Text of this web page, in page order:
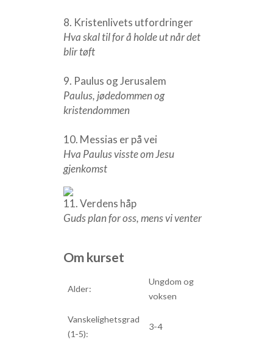
8. Kristenlivets utfordringer
Hva skal til for å holde ut når det
blir tøft
9. Paulus og Jerusalem
Paulus, jødedommen og
kristendommen
10. Messias er på vei
Hva Paulus visste om Jesu
gjenkomst
11. Verdens håp
Guds plan for oss, mens vi venter
Om kurset
Alder:
Ungdom og
voksen
Vanskelighetsgrad
(1-5):
3-4